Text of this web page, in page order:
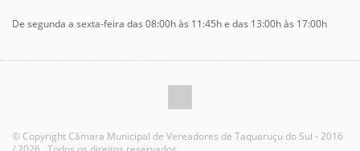
De segunda a sexta-feira das 08:00h às 11:45h e das 13:00h às 17:00h
© Copyright Câmara Municipal de Vereadores de Taquaruçu do Sul - 2016